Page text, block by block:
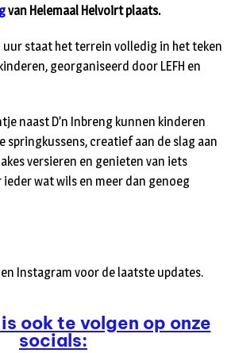
van Helemaal Helvoirt plaats.
uur staat het terrein volledig in het teken
georganiseerd door LEFH en
naast D’n Inbreng kunnen kinderen
springkussens, creatief aan de slag aan
versieren en genieten van iets
ieder wat wils en meer dan genoeg
Instagram voor de laatste updates.
ook te volgen op onze
socials: